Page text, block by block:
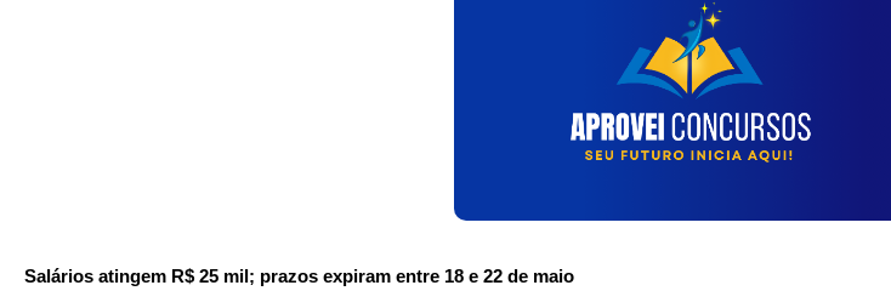
Salários atingem R$ 25 mil; prazos expiram entre 18 e 22 de maio